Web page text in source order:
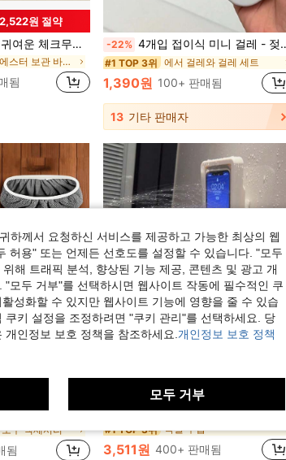
2,522원 절약
, 메이크업 브러시, 스킨케어 제품을 정리하기에 완벽하며, 데스크톱 장식으로도 적합합니다. 이어폰, 립스틱, 문구류에도 동일하게 적용 가능합니다. 기숙사 필수품.
에서 폴리에스터 보관 바구니
됨
-22% 4개입 접이식 미니 걸레 - 젖은 & 마른 청소 기능, 컴팩트한 공간 절약 디자인, 플라스틱 구조, 주방, 욕실, 거실, 자동차 유리에 적합 - 다기능 청소 도구, 욕실 청소, 세련된 핸들 디자인, 바닥 청소용 효율적인 청소 헤드, 가정용 청소 도구 (4/3/2/1개입) 선택 가능
#1 TOP 3위 에서 걸레와 걸레 세트
1,390원 100+ 판매됨
13 기타 판매자
구성 & 높은 흡수력, 걸레 헤드 미포함, 효율적인 바닥 관리 도구, 미세 표면, 고흡수성 소재
구 액세서리
됨
-36% 마지막 2일 1개/2개 터치 스크린 및 조절 가능한 휴대폰 홀더가 있는 방수 욕실 휴대폰 케이스, 샤워 또는 주방 싱크대에서 비디오 및 쇼를 시청하는 데 편리하며 드릴링이 필요하지 않습니다. [참고: 고르지 않은 벽면에는 권장하지 않습니다. 세 번째 이미지를 참조하십시오. 감사합니다!]
#1 TOP 3위 욕실 수납
3,511원 400+ 판매됨
하께서 요청하신 서비스를 제공하고 가능한 최상의 웹
허용" 또는 언제든 선호도를 설정할 수 있습니다. "모두
해 트래픽 분석, 향상된 기능 제공, 콘텐츠 및 광고 개
모두 거부"를 선택하시면 웹사이트 작동에 필수적인 쿠
성화할 수 있지만 웹사이트 기능에 영향을 줄 수 있습
키 설정을 조정하려면 "쿠키 관리"를 선택하세요. 당
인정보 보호 정책을 참조하세요. 개인정보 보호 정책
모두 거부